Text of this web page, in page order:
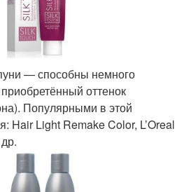
— способны немного
оттенок
Популярными в этой
Hair Light Remake Color, L’Oreal